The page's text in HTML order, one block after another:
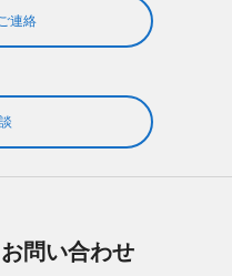
連絡
問い合わせ